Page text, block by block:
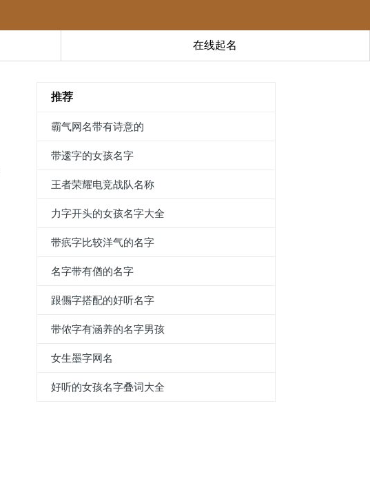
在线起名
推荐
霸气网名带有诗意的
带逶字的女孩名字
王者荣耀电竞战队名称
力字开头的女孩名字大全
带疧字比较洋气的名字
名字带有偤的名字
跟儩字搭配的好听名字
带侬字有涵养的名字男孩
女生墨字网名
好听的女孩名字叠词大全